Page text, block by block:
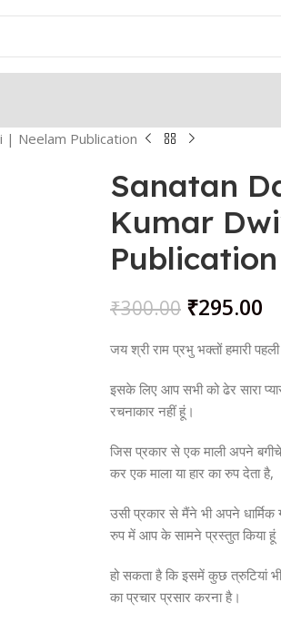
| Neelam Publication
Sanatan
Kumar
Publication
₹300.00 ₹295.00
जय श्री राम प्रभु भक्तों हमारी
इसके लिए आप सभी को ढेर सारा
रचनाकार नहीं हूं।
जिस प्रकार से एक माली अपने
कर एक माला या हार का रुप देता है,
उसी प्रकार से मैंने भी अपने
रुप में आप के सामने प्रस्तुत किया हूं
हो सकता है कि इसमें कुछ त्रुटियां
का प्रचार प्रसार करना है।